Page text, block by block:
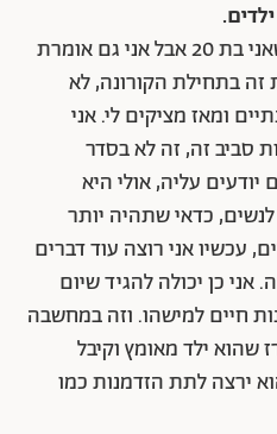
"אני רוצה להיות אימא מאז שאני בת 20 אבל אני גם אומרת
בתחילת הקורונה, לא
ומאז מציקים לי. אני
סביב זה, זה לא בסדר
עליה, אולי היא
כדאי שתהיה יותר
עכשיו אני רוצה עוד דברים
אני כן יכולה להגיד שיום
חיים למישהו. וזה במחשבה
שהוא ילד מאומץ וקיבל
ירצה לתת הזדמנות כמו